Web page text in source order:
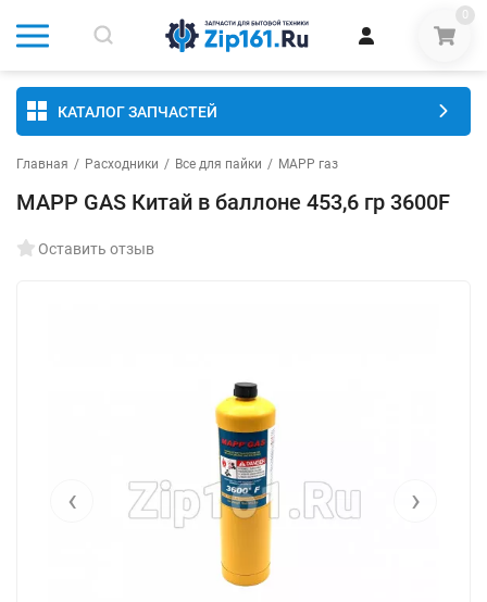
0
КАТАЛОГ ЗАПЧАСТЕЙ
Главная / Расходники / Все для пайки / MAPP газ
MAPP GAS Китай в баллоне 453,6 гр 3600F
Оставить отзыв
‹ ›